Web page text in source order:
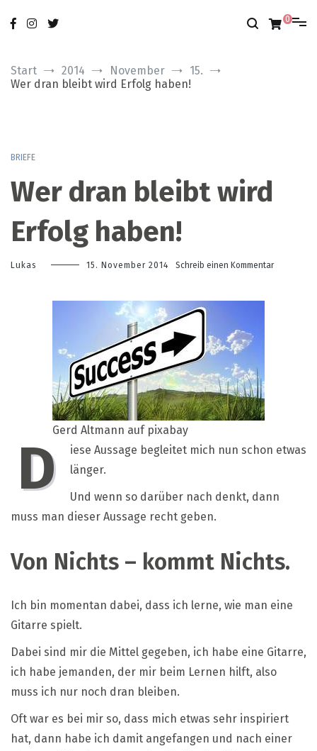
Inhalt
springen
modobonum
nur das Gute 0
Start 2014 November
15.
Wer dran bleibt wird Erfolg haben!
BRIEFE
Wer dran bleibt wird
Erfolg haben!
Lukas 15. November 2014 Schreib einen Kommentarzu
Gerd Altmann auf pixabay
D
iese Aussage begleitet mich nun schon etwas
länger.
Und wenn so darüber nach denkt, dann
muss man dieser Aussage recht geben.
Von Nichts – kommt Nichts.
Ich bin momentan dabei, dass ich lerne, wie man eine
Gitarre spielt.
Dabei sind mir die Mittel gegeben, ich habe eine Gitarre,
ich habe jemanden, der mir beim Lernen hilft, also
muss ich nur noch dran bleiben.
Oft war es bei mir so, dass mich etwas sehr inspiriert
hat, dann habe ich damit angefangen und nach einer